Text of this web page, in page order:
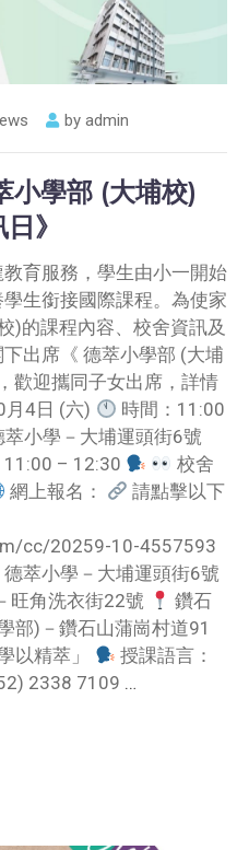
by admin
學部 (大埔校)
》
育服務，學生由小一開始
生銜接國際課程。為使家
)的課程內容、校舍資訊及
出席《 德萃小學部 (大埔
歡迎攜同子女出席，詳情
月4日 (六)
時間：11:00
小學－大埔運頭街6號
11:00 – 12:30
校舍
網上報名：
請點擊以下
cc/20259-10-4557593
萃小學－大埔運頭街6號
旺角洗衣街22號
鑽石
部)－鑽石山蒲崗村道91
以精萃」
授課語言：
2338 7109 …